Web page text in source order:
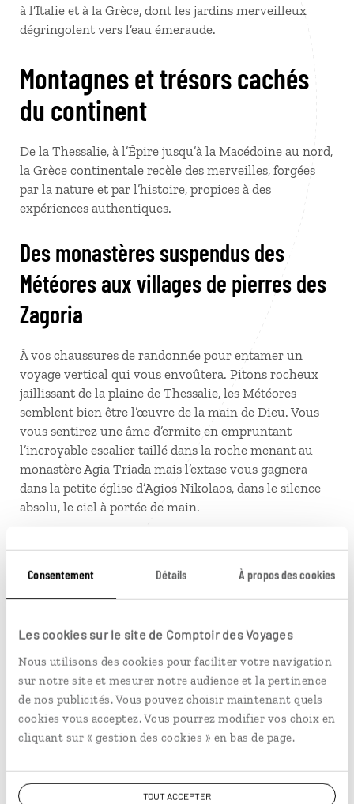
Consentement Détails À propos des cookies
Les cookies sur le site de Comptoir des Voyages
Nous utilisons des cookies pour faciliter votre navigation
sur notre site et mesurer notre audience et la pertinence
de nos publicités. Vous pouvez choisir maintenant quels
cookies vous acceptez. Vous pourrez modifier vos choix en
cliquant sur « gestion des cookies » en bas de page.
TOUT ACCEPTER
à l’Italie et à la Grèce, dont les jardins merveilleux
dégringolent vers l’eau émeraude.
Montagnes et trésors cachés
du continent
De la Thessalie, à l’Épire jusqu’à la Macédoine au nord,
la Grèce continentale recèle des merveilles, forgées
par la nature et par l’histoire, propices à des
expériences authentiques.
Des monastères suspendus des
Météores aux villages de pierres des
Zagoria
À vos chaussures de randonnée pour entamer un
voyage vertical qui vous envoûtera. Pitons rocheux
jaillissant de la plaine de Thessalie, les Météores
semblent bien être l’œuvre de la main de Dieu. Vous
vous sentirez une âme d’ermite en empruntant
l’incroyable escalier taillé dans la roche menant au
monastère Agia Triada mais l’extase vous gagnera
dans la petite église d’Agios Nikolaos, dans le silence
absolu, le ciel à portée de main.
entourés de forêts et de rivières aussi limpides que
glacées, longtemps inaccessibles. C’est à vélo que l’on
bordées de maisons aux toits d’ardoise racontant un
passé préservé sans oublier le village de Vikos au
milieu du canyon le plus profond d’Europe, réservant
aux marcheurs une randonnée mémorable entre
pentes abruptes et fleurs sauvages.
forêts du Pélion